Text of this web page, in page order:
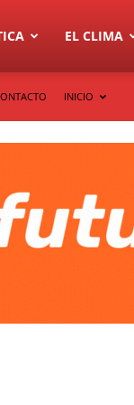
EL CLIMA
INICIO